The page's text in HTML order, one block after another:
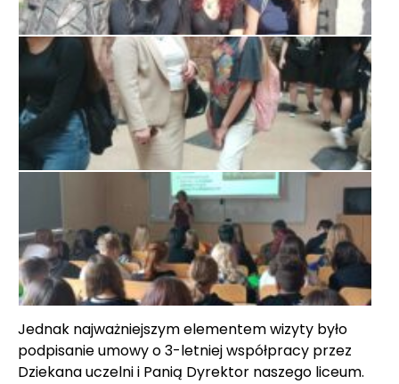
Jednak najważniejszym elementem wizyty było
podpisanie umowy o 3-letniej współpracy przez
Dziekana uczelni i Panią Dyrektor naszego liceum.